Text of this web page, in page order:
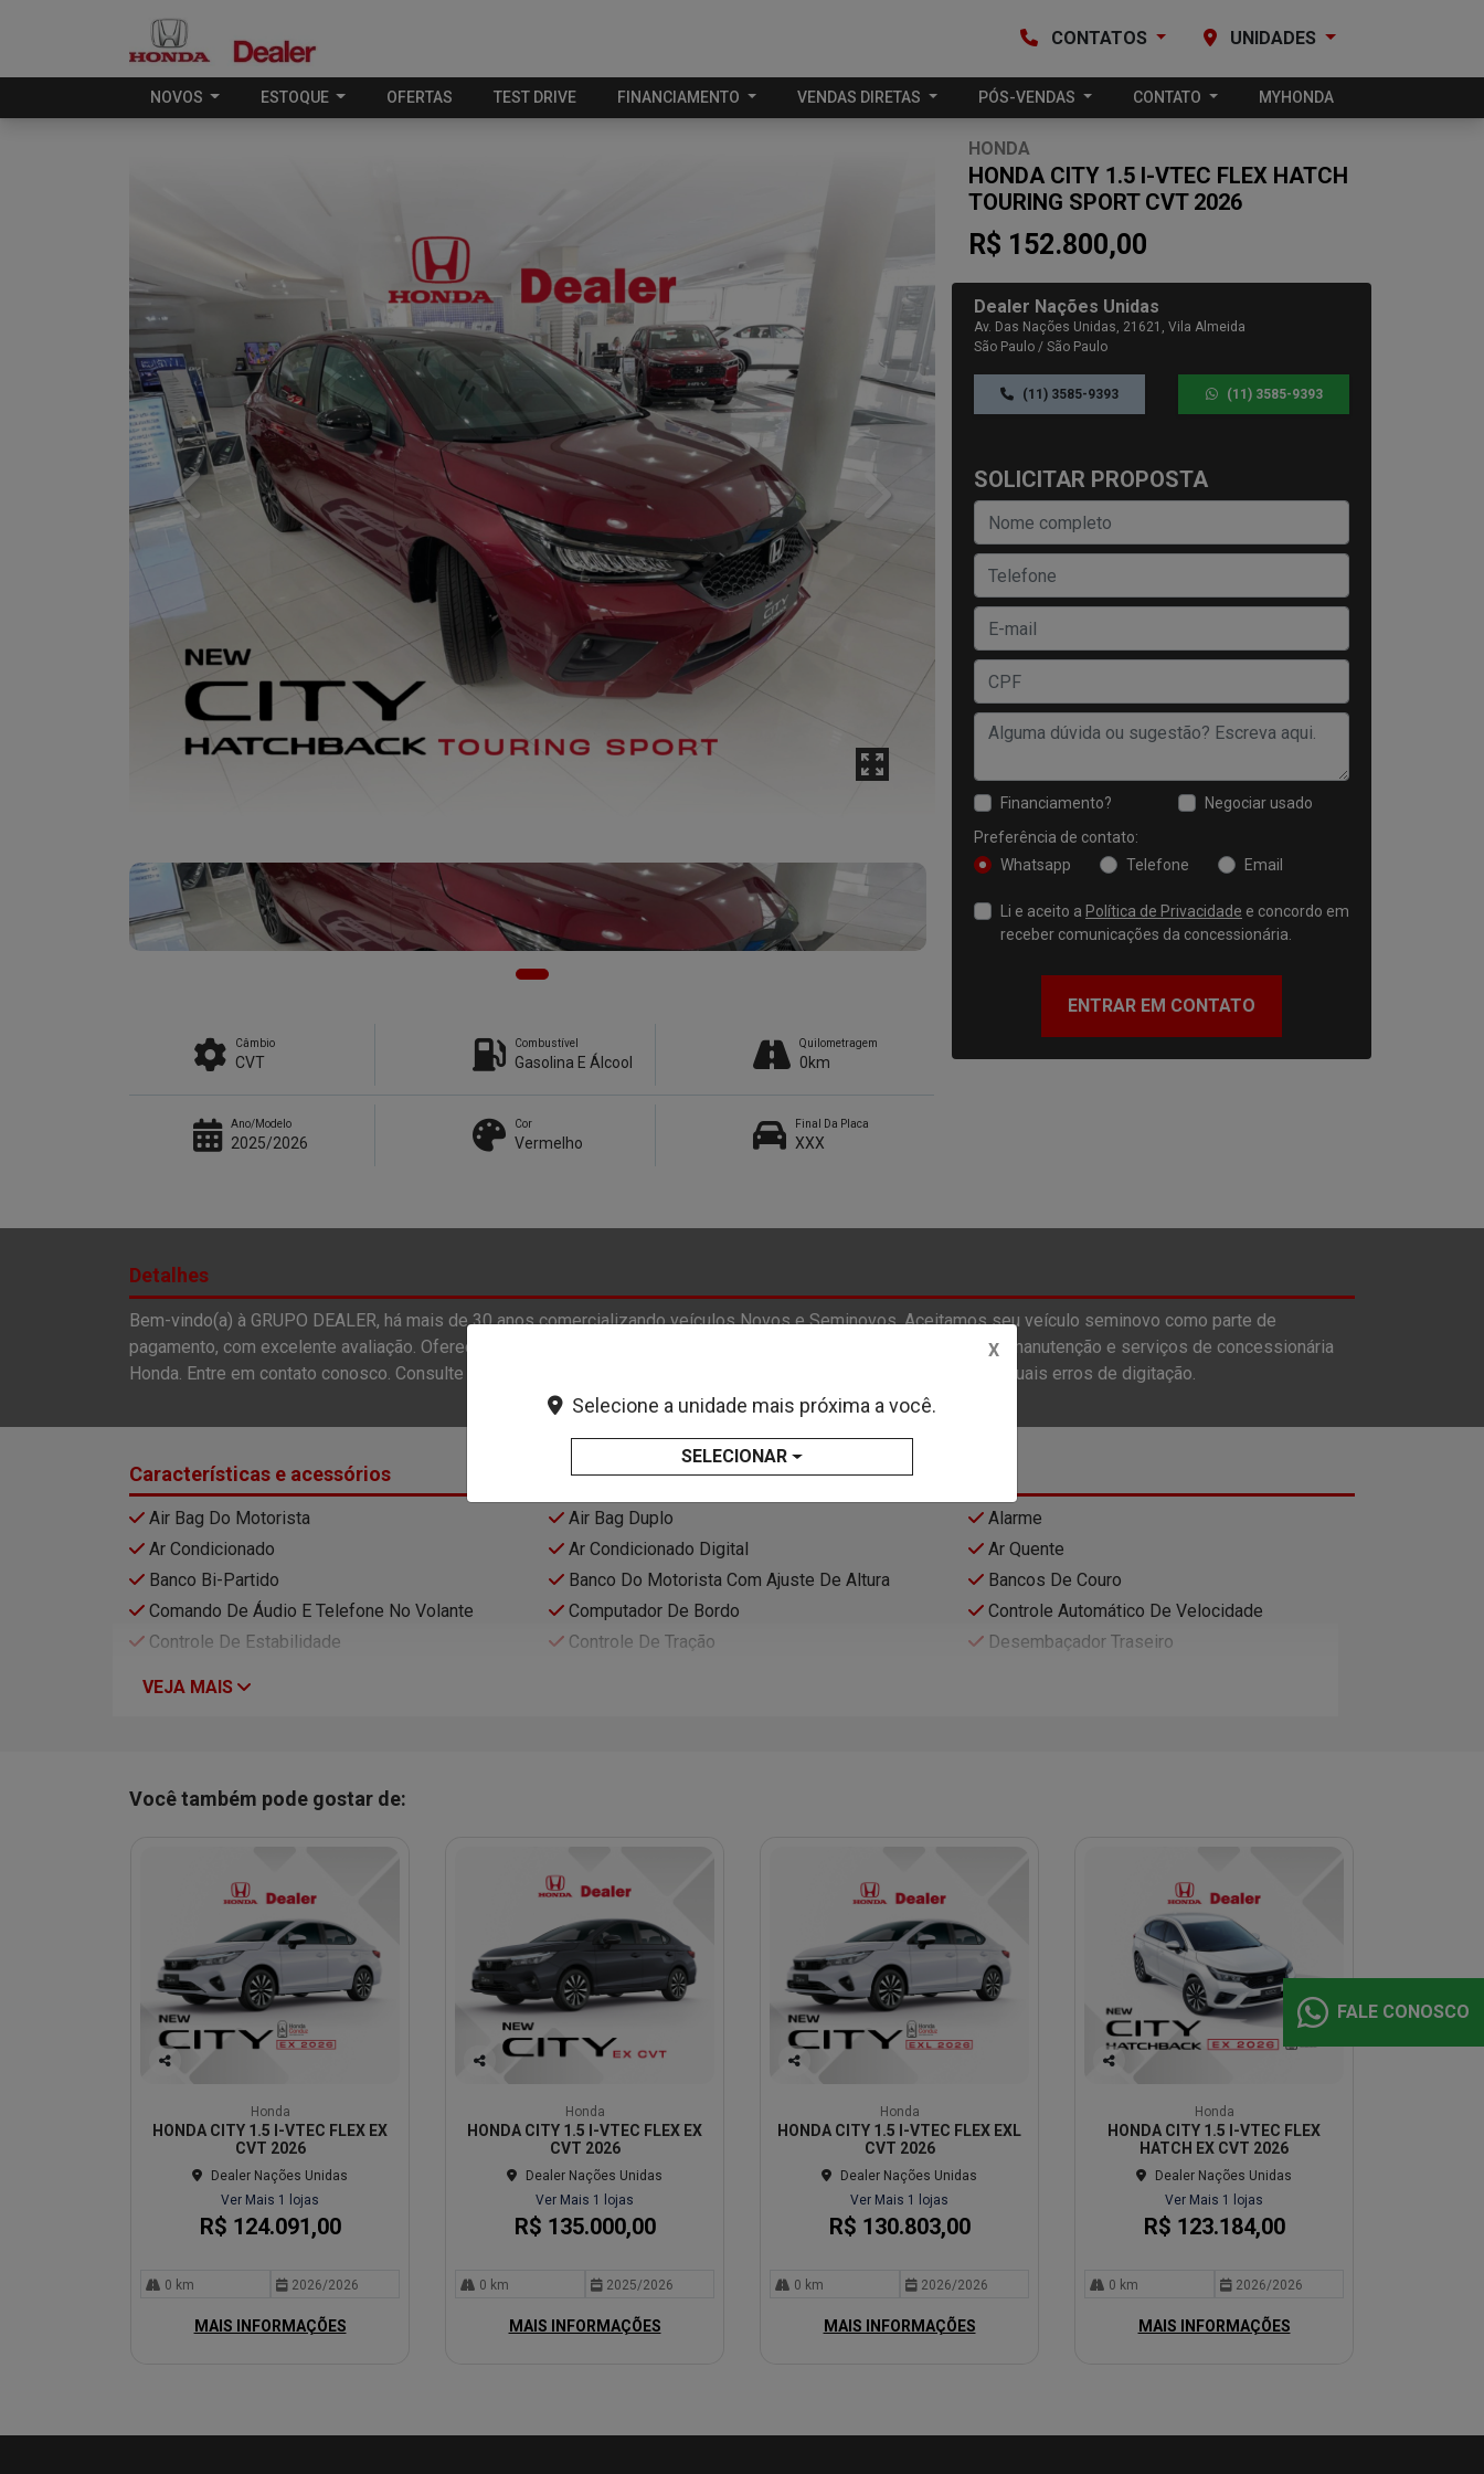
CONTATOS UNIDADES
NOVOS ESTOQUE OFERTAS TEST DRIVE FINANCIAMENTO VENDAS DIRETAS PÓS-VENDAS CONTATO MYHONDA
HONDA
HONDA CITY 1.5 I-VTEC FLEX HATCH
TOURING SPORT CVT 2026
R$ 152.800,00
Dealer Nações Unidas
Av. Das Nações Unidas, 21621, Vila Almeida
São Paulo / São Paulo
(11) 3585-9393 (11) 3585-9393
SOLICITAR PROPOSTA
Financiamento?
Negociar usado
Preferência de contato:
Whatsapp
Telefone Email
Li e aceito a Política de Privacidade e concordo em
receber comunicações da concessionária.
ENTRAR EM CONTATO
Previous Next
Câmbio
CVT
Combustível
Gasolina E Álcool
Quilometragem
0km
Ano/Modelo
2025/2026
Cor
Vermelho
Final Da Placa
XXX
Detalhes
Bem-vindo(a) à GRUPO DEALER, há mais de 30 anos comercializando veículos Novos e Seminovos. Aceitamos seu veículo seminovo como parte de
pagamento, com excelente avaliação. Oferecemos serviços completos em um só lugar: carros novos, seminovos, manutenção e serviços de concessionária
Honda. Entre em contato conosco. Consulte disponibilidade de estoque. Nos reservamos o direito de corrigir eventuais erros de digitação.
Características e acessórios
Air Bag Do Motorista Air Bag Duplo
Alarme
Ar Condicionado
Ar Condicionado Digital
Ar Quente
Banco Bi-Partido
Banco Do Motorista Com Ajuste De Altura
Bancos De Couro
Comando De Áudio E Telefone No Volante
Computador De Bordo
Controle Automático De Velocidade
Controle De Estabilidade
Controle De Tração Desembaçador Traseiro
VEJA MAIS
Você também pode gostar de:
arti
lhe
Honda
HONDA CITY 1.5 I-VTEC FLEX EX
CVT 2026
Dealer Nações Unidas
Ver Mais 1 lojas
R$ 124.091,00
0 km 2026/2026
MAIS INFORMAÇÕES
arti
lhe
Honda
HONDA CITY 1.5 I-VTEC FLEX EX
CVT 2026
Dealer Nações Unidas
Ver Mais 1 lojas
R$ 135.000,00
0 km 2025/2026
MAIS INFORMAÇÕES
arti
lhe
Honda
HONDA CITY 1.5 I-VTEC FLEX EXL
CVT 2026
Dealer Nações Unidas
Ver Mais 1 lojas
R$ 130.803,00
0 km 2026/2026
MAIS INFORMAÇÕES
arti
lhe
Honda
HONDA CITY 1.5 I-VTEC FLEX
HATCH EX CVT 2026
Dealer Nações Unidas
Ver Mais 1 lojas
R$ 123.184,00
0 km 2026/2026
MAIS INFORMAÇÕES
FALE CONOSCO
X
Selecione a unidade mais próxima a você.
SELECIONAR